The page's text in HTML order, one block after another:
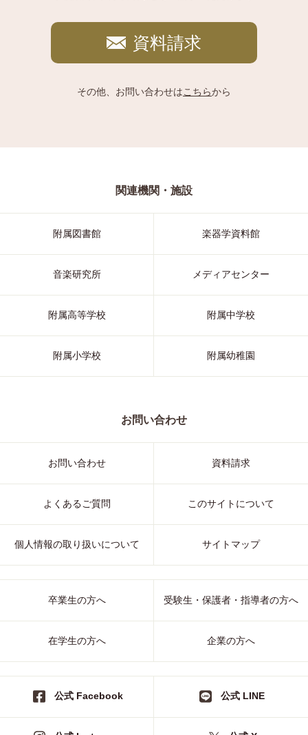
資料請求
その他、お問い合わせはこちらから
関連機関・施設
附属図書館 楽器学資料館
音楽研究所 メディアセンター
附属高等学校 附属中学校
附属小学校 附属幼稚園
お問い合わせ
お問い合わせ 資料請求
よくあるご質問 このサイトについて
個人情報の取り扱いについて サイトマップ
卒業生の方へ 受験生・保護者・指導者の方へ
在学生の方へ 企業の方へ
公式 Facebook 公式 LINE